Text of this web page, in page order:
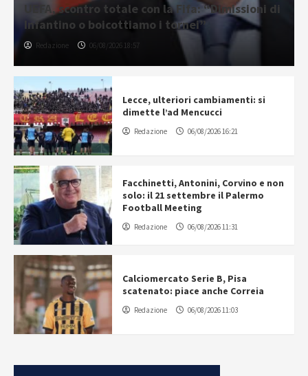
UEFA, scontro totale con la Fifa: “Dimissioni di
Infantino o boicottiamo i tornei”
Redazione 06/08/2026 18:57
Lecce, ulteriori cambiamenti: si
dimette l’ad Mencucci
Redazione 06/08/2026 16:21
Facchinetti, Antonini, Corvino e non
solo: il 21 settembre il Palermo
Football Meeting
Redazione 06/08/2026 11:31
Calciomercato Serie B, Pisa
scatenato: piace anche Correia
Redazione 06/08/2026 11:03